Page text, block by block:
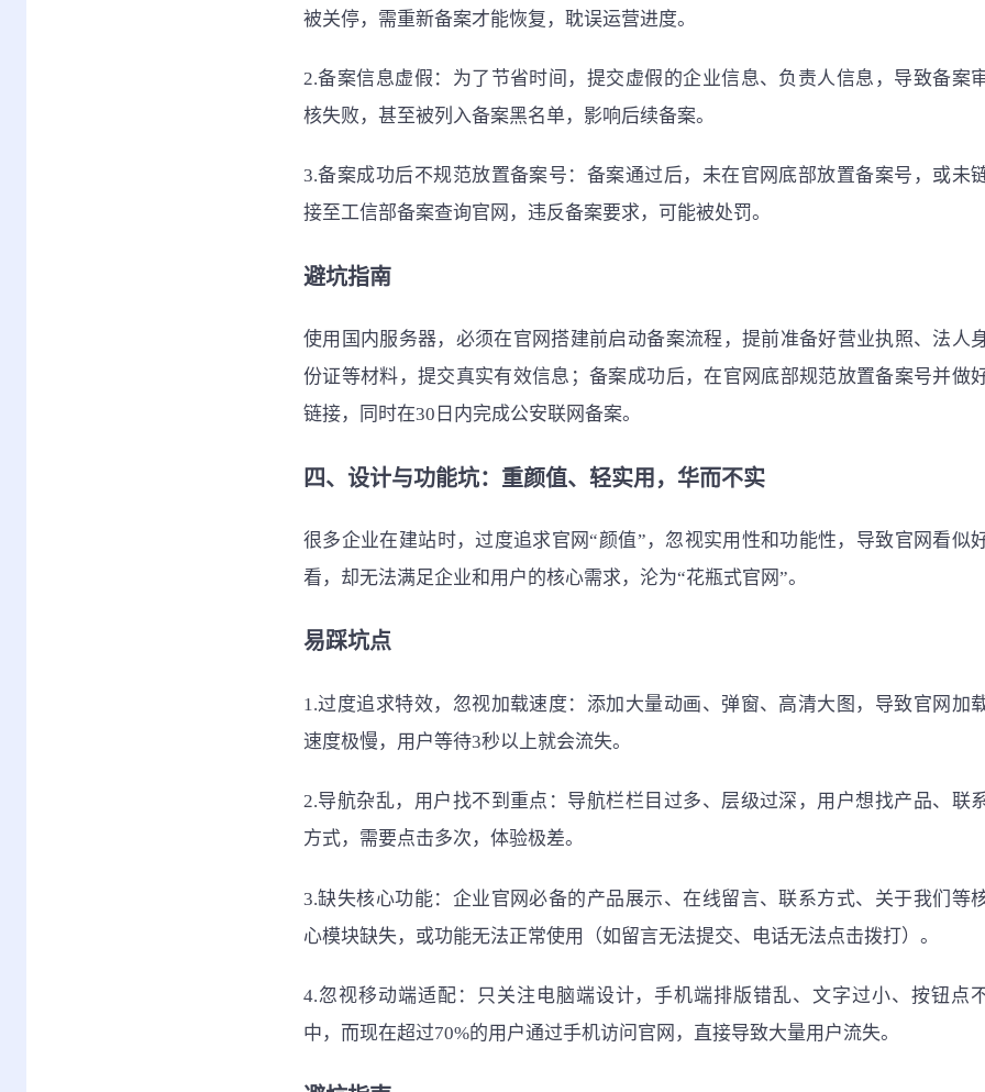
被关停，需重新备案才能恢复，耽误运营进度。
2.备案信息虚假：为了节省时间，提交虚假的企业信息、负责人信息，导致备案
核失败，甚至被列入备案黑名单，影响后续备案。
3.备案成功后不规范放置备案号：备案通过后，未在官网底部放置备案号，或未
接至工信部备案查询官网，违反备案要求，可能被处罚。
避坑指南
使用国内服务器，必须在官网搭建前启动备案流程，提前准备好营业执照、法人
份证等材料，提交真实有效信息；备案成功后，在官网底部规范放置备案号并做
链接，同时在30日内完成公安联网备案。
四、设计与功能坑：重颜值、轻实用，华而不实
很多企业在建站时，过度追求官网“颜值”，忽视实用性和功能性，导致官网看似
看，却无法满足企业和用户的核心需求，沦为“花瓶式官网”。
易踩坑点
1.过度追求特效，忽视加载速度：添加大量动画、弹窗、高清大图，导致官网加
速度极慢，用户等待3秒以上就会流失。
2.导航杂乱，用户找不到重点：导航栏栏目过多、层级过深，用户想找产品、联
方式，需要点击多次，体验极差。
3.缺失核心功能：企业官网必备的产品展示、在线留言、联系方式、关于我们等
心模块缺失，或功能无法正常使用（如留言无法提交、电话无法点击拨打）。
4.忽视移动端适配：只关注电脑端设计，手机端排版错乱、文字过小、按钮点
中，而现在超过70%的用户通过手机访问官网，直接导致大量用户流失。